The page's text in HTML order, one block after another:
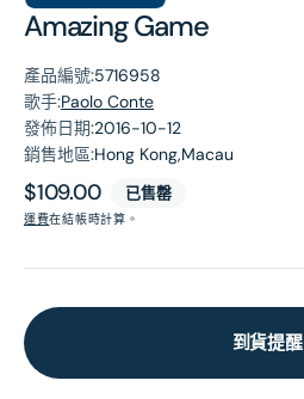
Amazing Game
產品編號:5716958
歌手:Paolo Conte
發佈日期:2016-10-12
銷售地區:Hong Kong,Macau
原
價
$109.00 已售罄
運費在結帳時計算。
到貨提醒